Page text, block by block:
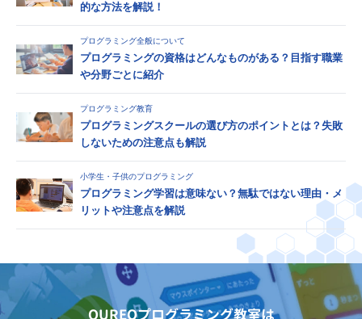
的な方法を解説！
プログラミング全般について
プログラミングの資格はどんなものがある？目指す職業
や分野ごとに紹介
プログラミング教育
プログラミングスクールの選び方のポイントとは？失敗
しないための注意点も解説
小学生・子供のプログラミング
プログラミング学習は意味ない？無駄ではない理由・メ
リットや注意点を解説
QUREOプログラミング教室は